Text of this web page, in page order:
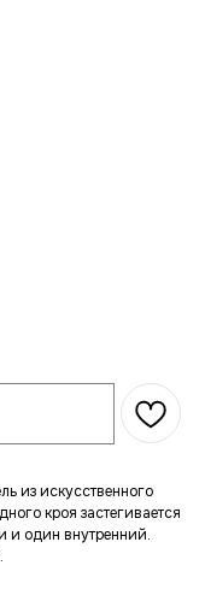
из искусственного
кроя застегивается
и один внутренний.